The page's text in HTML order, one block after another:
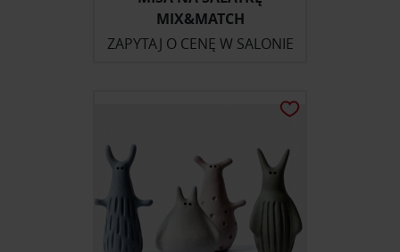
MIX&MATCH
ZAPYTAJ O CENĘ W SALONIE